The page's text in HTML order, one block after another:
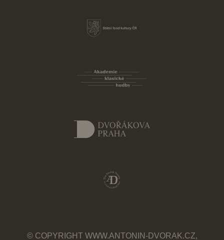
© COPYRIGHT WWW.ANTONIN-DVORAK.CZ,